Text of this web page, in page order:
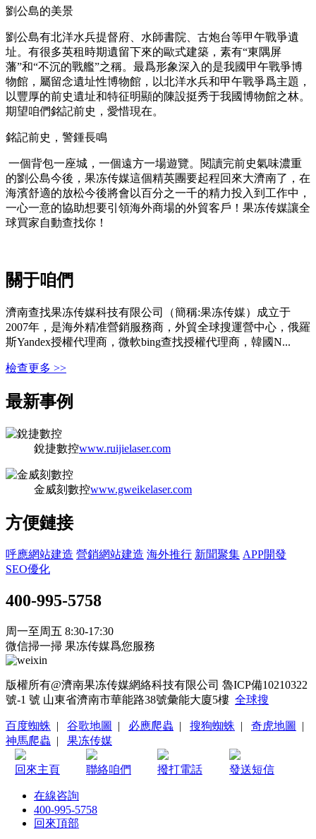
劉公島的美景
劉公島有北洋水兵提督府、水師書院、古炮台等甲午戰爭遺
址。有很多英租時期遺留下來的歐式建築，素有“東隅屏
藩”和“不沉的戰艦”之稱。最爲形象深入的是我國甲午戰爭博
物館，屬留念遺址性博物館，以北洋水兵和甲午戰爭爲主題，
以豐厚的前史遺址和特征明顯的陳設挺秀于我國博物館之林。
期望咱們銘記前史，愛惜現在。
銘記前史，警鍾長鳴
一個背包一座城，一個遠方一場遊覽。閱讀完前史氣味濃重
的劉公島今後，果冻传媒這個精英團要起程回來大濟南了，在
海濱舒適的放松今後將會以百分之一千的精力投入到工作中，
一心一意的協助想要引領海外商場的外貿客戶！果冻传媒讓全
球買家自動查找你！
關于咱們
濟南查找果冻传媒科技有限公司（簡稱:果冻传媒）成立于
2007年，是海外精准營銷服務商，外貿全球搜運營中心，俄羅
斯Yandex授權代理商，微軟bing查找授權代理商，韓國N...
檢查更多 >>
最新事例
銳捷數控www.ruijielaser.com
金威刻數控www.gweikelaser.com
方便鏈接
呼應網站建造 營銷網站建造 海外推行 新聞聚集 APP開發
SEO優化
400-995-5758
周一至周五 8:30-17:30
微信掃一掃 果冻传媒爲您服務
版權所有@濟南果冻传媒網絡科技有限公司 魯ICP備10210322
號-1 號 山東省濟南市華能路38號彙能大廈5樓 全球搜
百度蜘蛛 | 谷歌地圖 | 必應爬蟲 | 搜狗蜘蛛 | 奇虎地圖
|
神馬爬蟲 | 果冻传媒
回來主頁 聯絡咱們 撥打電話 發送短信
在線咨詢
400-995-5758
回來頂部